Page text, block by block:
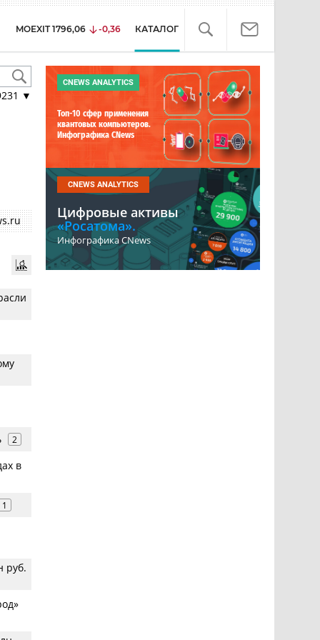
MOEXIT 1796,06 -0,36 КАТАЛОГ
▼
2
в
1
руб.
CNEWS ANALYTICS
Топ-10 сфер применения
квантовых компьютеров.
Инфографика CNews
CNEWS ANALYTICS
Цифровые активы
«Росатома».
Инфографика CNews